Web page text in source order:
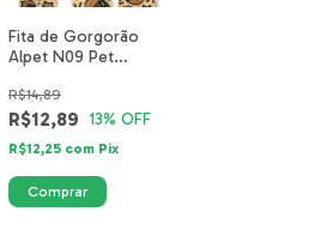
Fita de Gorgorão
Alpet N09 Pet
12-40mm
R$12,89
R$14,89
13% OFF
R$12,25 com Pix